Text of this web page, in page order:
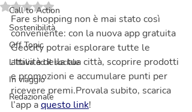
Call to Action
Sostenibilità
Off Topic
L'Italia ed il sociale
In viaggio
Redazionale
Valutazione NaN stelle su 5.
Fare shopping non è mai stato così
conveniente: con la nuova app gratuita
Geocity potrai esplorare tutte le
attività della tua città, scoprire prodotti
e promozioni e accumulare punti per
ricevere premi.Provala subito, scarica
l’app a questo link!